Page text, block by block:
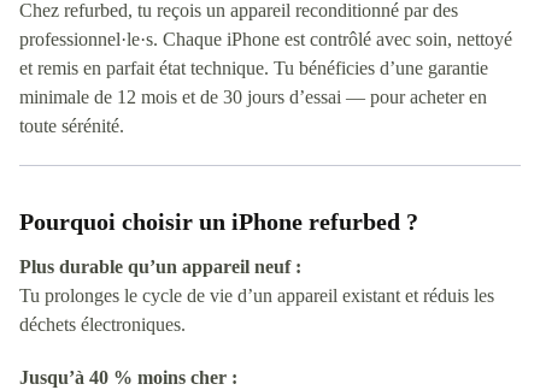
Chez refurbed, tu reçois un appareil reconditionné par des
professionnel·le·s. Chaque iPhone est contrôlé avec soin, nettoyé
et remis en parfait état technique. Tu bénéficies d’une garantie
minimale de 12 mois et de 30 jours d’essai — pour acheter en
toute sérénité.
Pourquoi choisir un iPhone refurbed ?
Plus durable qu’un appareil neuf :
Tu prolonges le cycle de vie d’un appareil existant et réduis les
déchets électroniques.
Jusqu’à 40 % moins cher :